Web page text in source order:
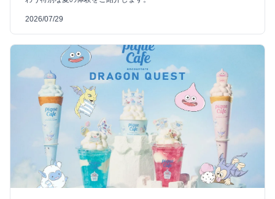
2026/07/29